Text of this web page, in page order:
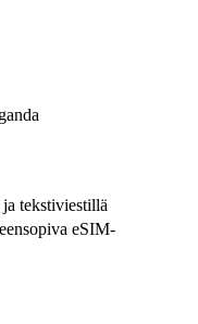
tekstiviestillä
eSIM-